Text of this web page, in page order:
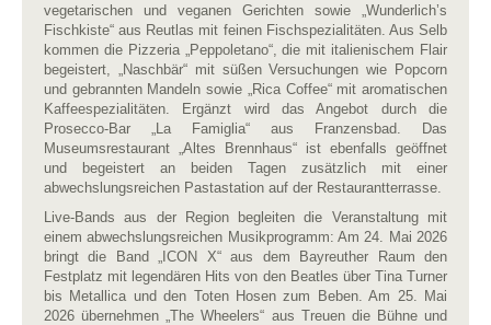
vegetarischen und veganen Gerichten sowie „Wunderlich’s
Fischkiste“ aus Reutlas mit feinen Fischspezialitäten. Aus Selb
kommen die Pizzeria „Peppoletano“, die mit italienischem Flair
begeistert, „Naschbär“ mit süßen Versuchungen wie Popcorn
und gebrannten Mandeln sowie „Rica Coffee“ mit aromatischen
Kaffeespezialitäten. Ergänzt wird das Angebot durch die
Prosecco-Bar „La Famiglia“ aus Franzensbad. Das
Museumsrestaurant „Altes Brennhaus“ ist ebenfalls geöffnet
und begeistert an beiden Tagen zusätzlich mit einer
abwechslungsreichen Pastastation auf der Restaurantterrasse.
Live-Bands aus der Region begleiten die Veranstaltung mit
einem abwechslungsreichen Musikprogramm: Am 24. Mai 2026
bringt die Band „ICON X“ aus dem Bayreuther Raum den
Festplatz mit legendären Hits von den Beatles über Tina Turner
bis Metallica und den Toten Hosen zum Beben. Am 25. Mai
2026 übernehmen „The Wheelers“ aus Treuen die Bühne und